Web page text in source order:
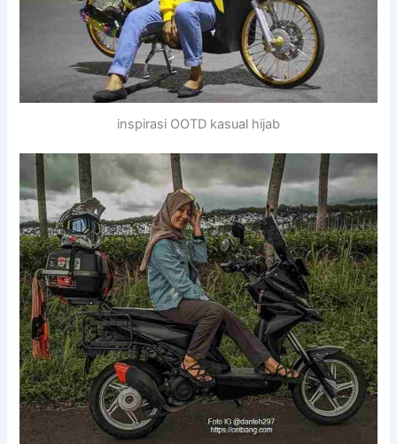
inspirasi OOTD kasual hijab